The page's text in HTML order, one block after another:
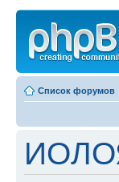
Список форумов